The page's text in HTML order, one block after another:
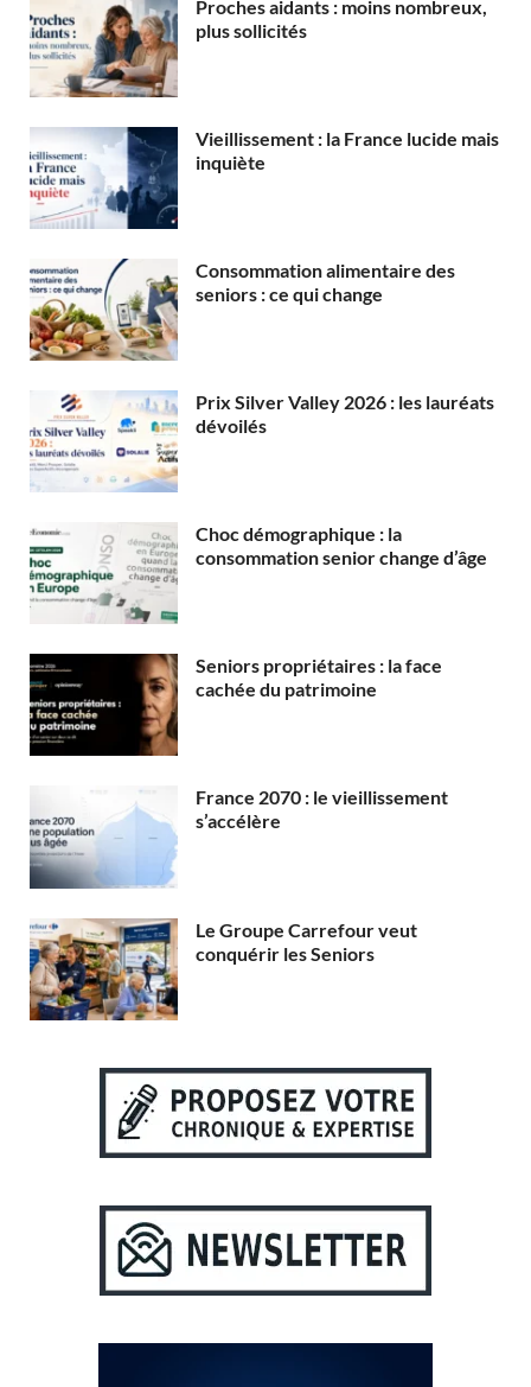
Proches aidants : moins nombreux,
plus sollicités
Vieillissement : la France lucide mais
inquiète
Consommation alimentaire des
seniors : ce qui change
Prix Silver Valley 2026 : les lauréats
dévoilés
Choc démographique : la
consommation senior change d’âge
Seniors propriétaires : la face
cachée du patrimoine
France 2070 : le vieillissement
s’accélère
Le Groupe Carrefour veut
conquérir les Seniors